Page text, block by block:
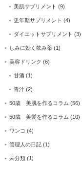
美肌サプリメント (9)
更年期サプリメント (4)
ダイエットサプリメント (3)
しみに効く飲み薬 (1)
美容ドリンク (6)
甘酒 (1)
青汁 (2)
50歳 美肌を作るコラム (56)
50歳 美髪を作るコラム (10)
ワンコ (4)
管理人の日記 (1)
未分類 (1)